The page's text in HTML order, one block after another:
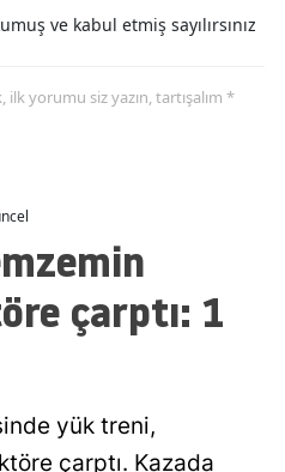
Manisa
Nevşehir
Niğde
Sakarya
ve kabul etmiş sayılırsınız
yorumu siz yazın, tartışalım *
çarptı: 1
yük treni,
çarptı. Kazada